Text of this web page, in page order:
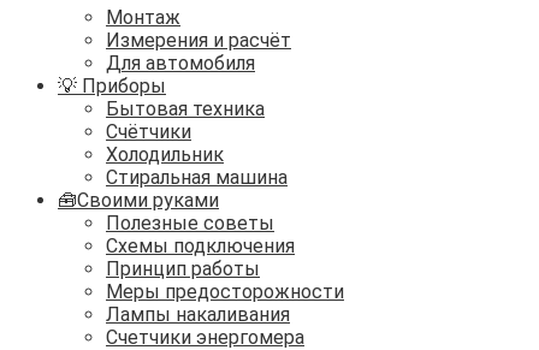
Монтаж
Измерения и расчёт
Для автомобиля
💡 Приборы
Бытовая техника
Счётчики
Холодильник
Стиральная машина
🧰Своими руками
Полезные советы
Схемы подключения
Принцип работы
Меры предосторожности
Лампы накаливания
Счетчики энергомера